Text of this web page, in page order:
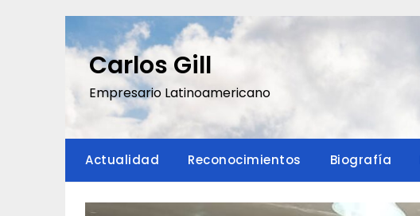
Carlos Gill
Empresario Latinoamericano
Actualidad Reconocimientos Biografía